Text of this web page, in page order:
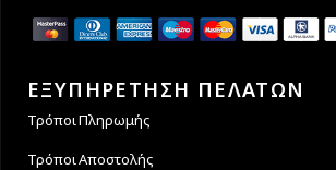
ΕΞΥΠΗΡΕΤΗΣΗ ΠΕΛΑΤΩΝ
Τρόποι Πληρωμής
Τρόποι Αποστολής